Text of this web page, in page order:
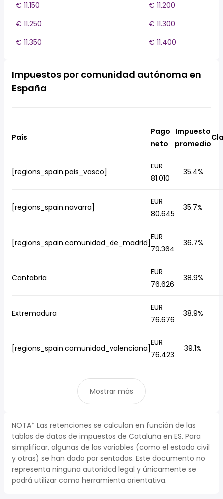
€ 11.150
€ 11.200
€ 11.250
€ 11.300
€ 11.350
€ 11.400
Impuestos por comunidad autónoma en
España
País
Pago
neto
Impuesto
promedio
[regions_spain.pais_vasco]
EUR
81.010
35.4%
[regions_spain.navarra]
EUR
80.645
35.7%
[regions_spain.comunidad_de_madrid]
EUR
79.364
36.7%
Cantabria
EUR
76.626
38.9%
Extremadura
EUR
76.676
38.9%
[regions_spain.comunidad_valenciana]
EUR
76.423
39.1%
Mostrar más
NOTA* Las retenciones se calculan en función de las
tablas de datos de impuestos de Cataluña en ES. Para
simplificar, algunas de las variables (como el estado civil
y otras) se han dado por sentadas. Este documento no
representa ninguna autoridad legal y únicamente se
podrá utilizar como herramienta orientativa.